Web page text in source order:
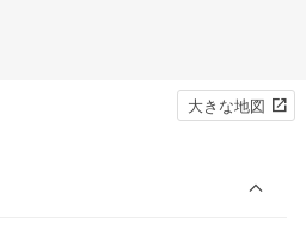
大きな地図